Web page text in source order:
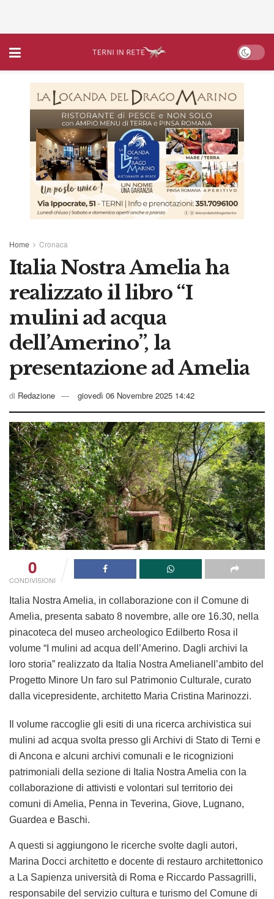
Home Cronaca
Italia Nostra Amelia ha
realizzato il libro “I
mulini ad acqua
dell’Amerino”, la
presentazione ad Amelia
di Redazione giovedì 06 Novembre 2025 14:42
0
CONDIVISIONI
Italia Nostra Amelia, in collaborazione con il Comune di
Amelia, presenta sabato 8 novembre, alle ore 16.30, nella
pinacoteca del museo archeologico Edilberto Rosa il
volume “ I mulini ad acqua dell’Amerino. Dagli archivi la
loro storia” realizzato da Italia Nostra Amelianell’ambito del
Progetto Minore Un faro sul Patrimonio Culturale, curato
dalla vicepresidente, architetto Maria Cristina Marinozzi.
Il volume raccoglie gli esiti di una ricerca archivistica sui
mulini ad acqua svolta presso gli Archivi di Stato di Terni e
di Ancona e alcuni archivi comunali e le ricognizioni
patrimoniali della sezione di Italia Nostra Amelia con la
collaborazione di attivisti e volontari sul territorio dei
comuni di Amelia, Penna in Teverina, Giove, Lugnano,
Guardea e Baschi.
A questi si aggiungono le ricerche svolte dagli autori,
Marina Docci architetto e docente di restauro architettonico
a La Sapienza università di Roma e Riccardo Passagrilli,
responsabile del servizio cultura e turismo del Comune di